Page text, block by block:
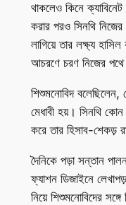
থাকলেও কিনে
করার পরও সিনথি নিজের
লাগিয়ে তার লক্ষ্য
আচরণে চরণ নিজের পথে
শিশুমনোবিদ বলেছিলেন,
মেধাবী হয়। সিনথি
করে তার হিসাব-শেকড়
দৈনিকে পড়া সন্তান
ফ্যাশন ডিজাইনে
নিয়ে শিশুমনোবিদের